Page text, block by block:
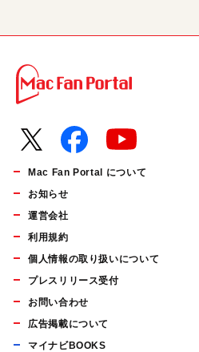
Mac Fan Portal について
お知らせ
運営会社
利用規約
個人情報の取り扱いについて
プレスリリース受付
お問い合わせ
広告掲載について
マイナビBOOKS